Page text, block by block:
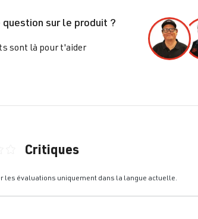
question sur le produit ?
sont là pour t'aider
Critiques
les évaluations uniquement dans la langue actuelle.